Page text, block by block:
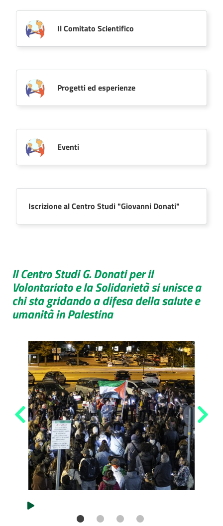
Il Comitato Scientifico
Progetti ed esperienze
Eventi
Iscrizione al Centro Studi "Giovanni Donati"
Il Centro Studi G. Donati per il
Volontariato e la Solidarietà si unisce a
chi sta gridando a difesa della salute e
umanità in Palestina